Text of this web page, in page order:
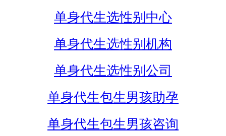
单身代生选性别中心
单身代生选性别机构
单身代生选性别公司
单身代生包生男孩助孕
单身代生包生男孩咨询